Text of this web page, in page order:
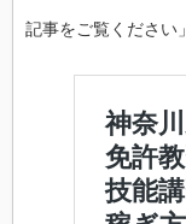
記事をご覧ください」